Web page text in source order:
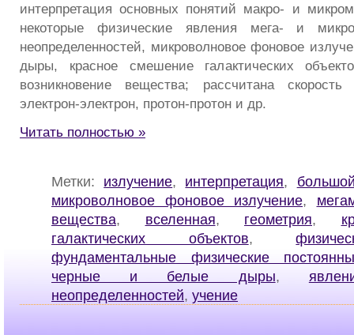
интерпретация основных понятий макро- и
некоторые физические явления мега- и
неопределенностей, микроволновое фоновое
дыры, красное смешение галактических
возникновение вещества; рассчитана
электрон-электрон, протон-протон и др.
Читать полностью »
Метки: излучение, интерпретация,
микроволновое фоновое излучение,
вещества, вселенная, геометрия,
галактических объектов,
фундаментальные физические
черные и белые дыры,
неопределенностей, учение